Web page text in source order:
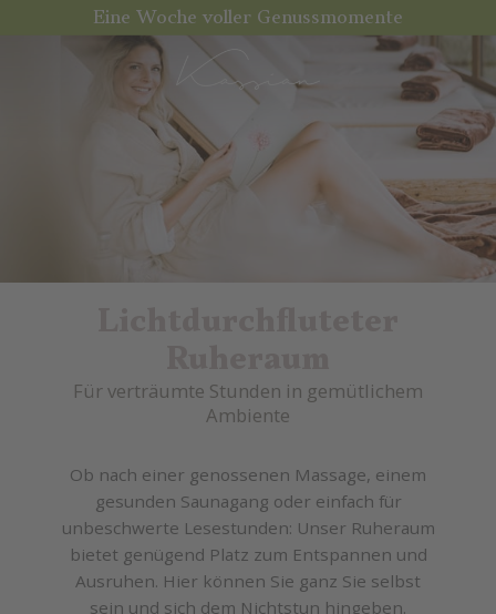
Eine Woche voller Genussmomente
Für verträumte Stunden in gemütlichem
Ambiente
Ob nach einer genossenen Massage, einem
gesunden Saunagang oder einfach für
unbeschwerte Lesestunden: Unser Ruheraum
bietet genügend Platz zum Entspannen und
Ausruhen. Hier können Sie ganz Sie selbst
sein und sich dem Nichtstun hingeben.